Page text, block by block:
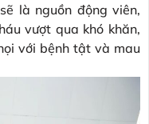
là nguồn động viên,
vượt qua khó khăn,
với bệnh tật và mau